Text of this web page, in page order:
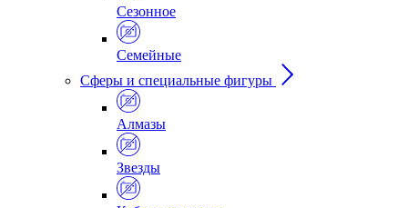
Сезонное
Семейные
Сферы и специальные фигуры
Алмазы
Звезды